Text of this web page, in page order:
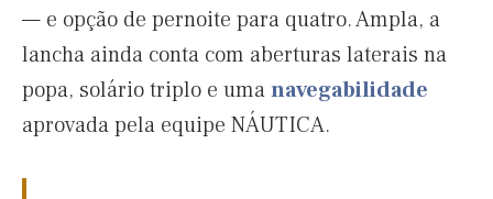
— e opção de pernoite para quatro. Ampla, a
lancha ainda conta com aberturas laterais na
popa, solário triplo e umanavegabilidade
aprovada pela equipe NÁUTICA.